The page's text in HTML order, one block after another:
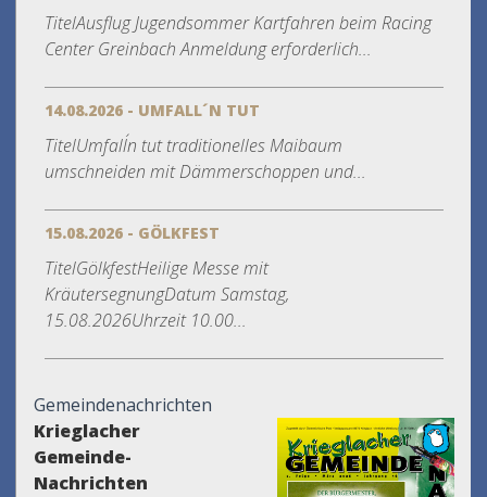
TitelAusflug Jugendsommer Kartfahren beim Racing
Center Greinbach Anmeldung erforderlich...
14.08.2026 - UMFALL´N TUT
TitelUmfall´n tut traditionelles Maibaum
umschneiden mit Dämmerschoppen und...
15.08.2026 - GÖLKFEST
TitelGölkfestHeilige Messe mit
KräutersegnungDatum Samstag,
15.08.2026Uhrzeit 10.00...
Gemeindenachrichten
Krieglacher
Gemeinde-
Nachrichten